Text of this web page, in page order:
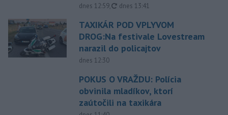
dnes 12:59, aktualizované
dnes 13:41
TAXIKÁR POD VPLYVOM
DROG:Na festivale Lovestream
narazil do policajtov
dnes 12:30
POKUS O VRAŽDU: Polícia
obvinila mladíkov, ktorí
zaútočili na taxikára